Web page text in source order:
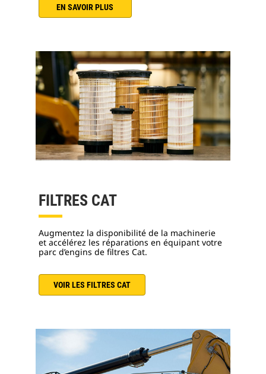
EN SAVOIR PLUS
FILTRES CAT
Augmentez la disponibilité de la machinerie
et accélérez les réparations en équipant votre
parc d’engins de filtres Cat.
VOIR LES FILTRES CAT